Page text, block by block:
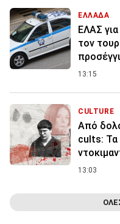
ΕΛΛΑΔΑ
ΕΛΑΣ
τον
13:15
CULTURE
Από
cults: Τα
13:03